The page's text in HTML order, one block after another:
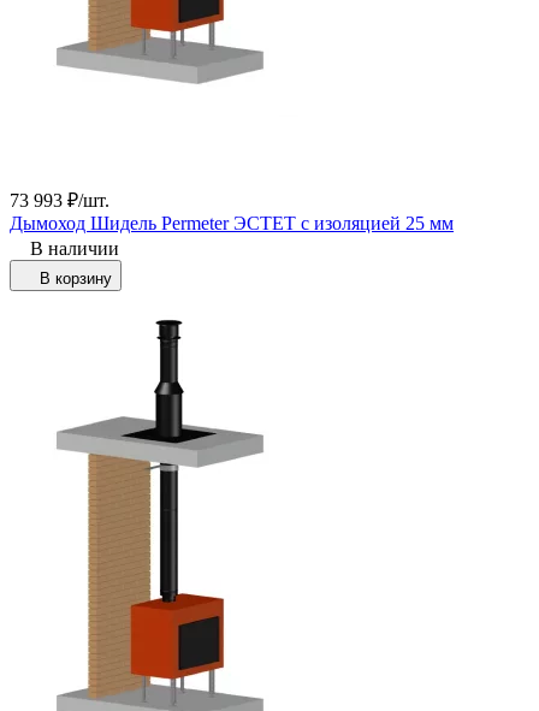
73 993 ₽/шт.
Дымоход Шидель Permeter ЭСТЕТ с изоляцией 25 мм
В наличии
В корзину